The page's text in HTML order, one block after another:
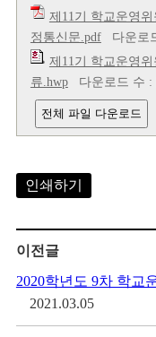
제11기 학교운영
정통신문.pdf다운로
제11기 학교운영
류.hwp다운로드 수 :
전체 파일 다운로드
인쇄하기
이전글
2020학년도 9차 학교
2021.03.05